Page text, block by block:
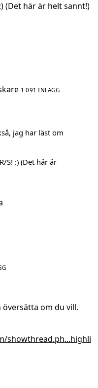
(Det här är helt sannt!)
1 091 INLÄGG
jag har läst om
S! :) (Det här är
översätta om du vill.
showthread.ph...highli